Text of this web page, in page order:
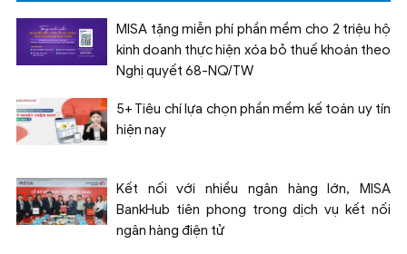
MISA tặng miễn phí phần mềm cho 2 triệu hộ
kinh doanh thực hiện xóa bỏ thuế khoán theo
Nghị quyết 68-NQ/TW
5+ Tiêu chí lựa chọn phần mềm kế toán uy tín
hiện nay
Kết nối với nhiều ngân hàng lớn, MISA
BankHub tiên phong trong dịch vụ kết nối
ngân hàng điện tử